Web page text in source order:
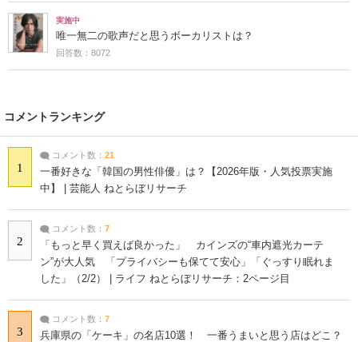
実施中
唯一無二の歌声だと思うボーカリストは？
回答数：8072
コメントランキング
1
コメント数： 21
一番好きな「韓国の男性俳優」は？【2026年版・人気投票実施
中】 | 芸能人 ねとらぼリサーチ
2
コメント数： 7
「もっと早く買えば良かった」 カインズの“車内遮光カーテ
ン”が大人気 「プライバシーも保てて安心」「ぐっすり眠れま
した」（2/2） | ライフ ねとらぼリサーチ：2ページ目
3
コメント数： 7
兵庫県の「ケーキ」の名店10選！ 一番うまいと思う店はどこ？